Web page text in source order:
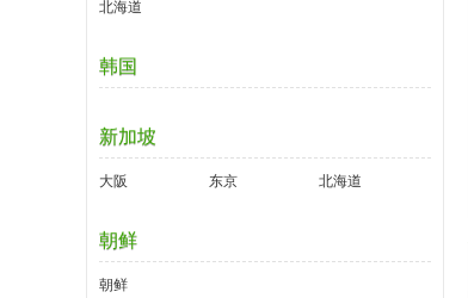
北海道
韩国
新加坡
大阪 东京 北海道
朝鲜
朝鲜